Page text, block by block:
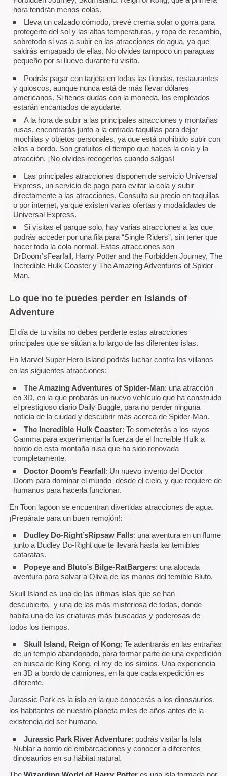
hora tendrán menos colas.
Lleva un calzado cómodo, prevé crema solar o gorra para
protegerte del sol y las altas temperaturas, y ropa de recambio,
sobretodo si vas a subir en las atracciones de agua, ya que
saldrás empapado de ellas. No olvides tampoco un paraguas
pequeño por si llueve durante tu visita.
Podrás pagar con tarjeta en todas las tiendas, restaurantes
y quioscos, aunque nunca está de más llevar dólares
americanos. Si tienes dudas con la moneda, los empleados
estarán encantados de ayudarte.
A la hora de subir a las principales atracciones y montañas
rusas, encontrarás junto a la entrada taquillas para dejar
mochilas y objetos personales, ya que está prohibido subir con
ellos a bordo. Son gratuitos el tiempo que haces la cola y la
atracción, ¡No olvides recogerlos cuando salgas!
Las principales atracciones disponen de servicio Universal
Express, un servicio de pago para evitar la cola y subir
directamente a las atracciones. Consulta su precio en taquillas
o por internet, ya que existen varias ofertas y modalidades de
Universal Express.
Si visitas el parque solo, hay varias atracciones a las que
podrás acceder por una fila para “Single Riders”, sin tener que
hacer toda la cola normal. Estas atracciones son
DrDoom’sFearfall, Harry Potter and the Forbidden Journey, The
Incredible Hulk Coaster y The Amazing Adventures of Spider-
Man.
Lo que no te puedes perder en Islands of
Adventure
El día de tu visita no debes perderte estas atracciones
principales que se sitúan a lo largo de las diferentes islas.
En Marvel Super Hero Island podrás luchar contra los villanos
en las siguientes atracciones:
The Amazing Adventures of Spider-Man: una atracción
en 3D, en la que probarás un nuevo vehículo que ha construido
el prestigioso diario Daily Buggle, para no perder ninguna
noticia de la ciudad y descubrir más acerca de Spider-Man.
The Incredible Hulk Coaster: Te someterás a los rayos
Gamma para experimentar la fuerza de el Increíble Hulk a
bordo de esta montaña rusa que ha sido renovada
completamente.
Doctor Doom’s Fearfall: Un nuevo invento del Doctor
Doom para dominar el mundo desde el cielo, y que requiere de
humanos para hacerla funcionar.
En Toon lagoon se encuentran divertidas atracciones de agua.
¡Prepárate para un buen remojón!:
Dudley Do-Right’sRipsaw Falls: una aventura en un flume
junto a Dudley Do-Right que te llevará hasta las temibles
cataratas.
Popeye and Bluto’s Bilge-RatBargers: una alocada
aventura para salvar a Olivia de las manos del temible Bluto.
Skull Island es una de las últimas islas que se han
descubierto, y una de las más misteriosa de todas, donde
habita una de las criaturas más buscadas y poderosas de
todos los tiempos.
Skull Island, Reign of Kong: Te adentrarás en las entrañas
de un templo abandonado, para formar parte de una expedición
en busca de King Kong, el rey de los simios. Una experiencia
en 3D a bordo de camiones, en la que cada expedición es
diferente.
Jurassic Park es la isla en la que conocerás a los dinosaurios,
los habitantes de nuestro planeta miles de años antes de la
existencia del ser humano.
Jurassic Park River Adventure: podrás visitar la Isla
Nublar a bordo de embarcaciones y conocer a diferentes
dinosaurios en su hábitat natural.